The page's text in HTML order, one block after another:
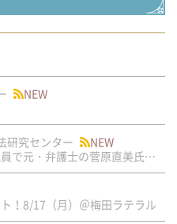
NEW
研究センター
NEW
治療的司法研究センター客員研究員で元・弁護士の菅原直美氏の論文が公刊されました
！8/17（月）＠梅田ラテラル